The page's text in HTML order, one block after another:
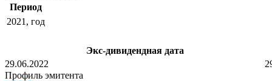
Период
2021, год
Экс-дивидендная дата
29.06.2022
Профиль эмитента